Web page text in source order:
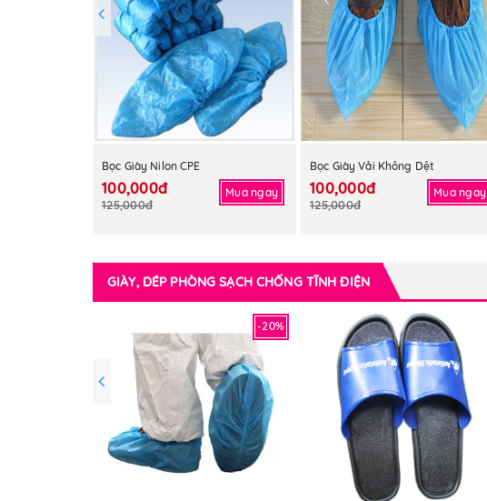
Bọc Giày Nilon CPE
100,000đ
125,000đ
Mua ngay
Bọc Giày Vải Không Dệt
100,000đ
125,000đ
Mua ngay
GIÀY, DÉP PHÒNG SẠCH CHỐNG TĨNH ĐIỆN
-20%